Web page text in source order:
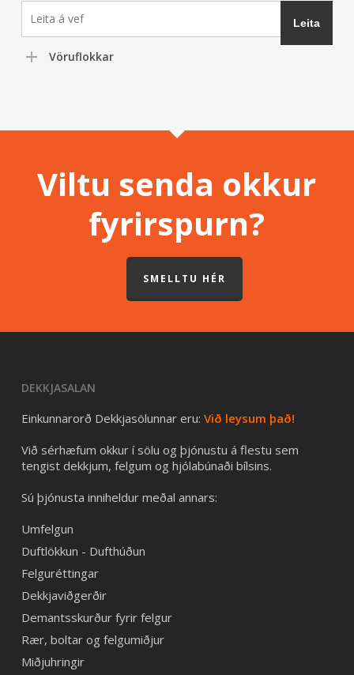
Vöruflokkar
Viltu senda okkur
fyrirspurn?
SMELLTU HÉR
DEKKJASALAN
Einkunnarorð Dekkjasölunnar eru: Við leysum það!
Við sérhæfum okkur í sölu og þjónustu á flestu sem
tengist dekkjum, felgum og hjólabúnaði bílsins.
Sú þjónusta inniheldur meðal annars:
Umfelgun
Duftlökkun - Dufthúðun
Felguréttingar
Dekkjaviðgerðir
Demantsskurður fyrir felgur
Rær, boltar og felgumiðjur
Miðjuhringir